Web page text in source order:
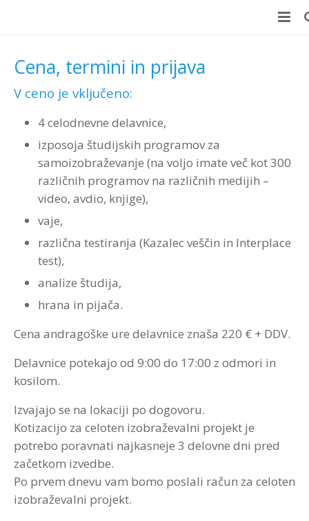
E-učenje
+100 Online usposabljanj
Prednosti za podjetja
Prednosti za zaposlene
Brezplačen preizkus
Wellbeing Essentials
Učni center
Koristi za podjetje
Koristi za zaposlene
Kaj vsebuje
Teme programov
Prednosti in koristi
Avdio
Avdio programi po temah
Avdio programi po avtorjih
Strokovna Literatura
Reference
Delavnice
Delavnice
Različne možnosti izvedbe
Velik izbor delavnic
Program “Optimizacija timskega dela”
Veščine moderiranja za vsakogar
Coaching
Coaching
Coaching – reference
Merjenje učinkov (ROI)
ROI Boot Camp (SLO)
Prijava na delavnico ROI Boot Camp
Koristni viri ROI
ROI Week 2023
ROI “Pre-Week”
Testiranje
Ocenjevanje zaposlenih
Interplace
Program “Optimizacija timskega dela”
Contribute
Kazalci veščin
Kontakt
Kontakt
Predstavitev
Vizija in poslanstvo
Partnerji
Cena, termini in prijava
V ceno je vključeno:
4 celodnevne delavnice,
izposoja študijskih programov za
samoizobraževanje (na voljo imate več kot 300
različnih programov na različnih medijih –
video, avdio, knjige),
vaje,
različna testiranja (Kazalec veščin in Interplace
test),
analize študija,
hrana in pijača.
Cena andragoške ure delavnice znaša 220 € + DDV.
Delavnice potekajo od 9:00 do 17:00 z odmori in
kosilom.
Izvajajo se na lokaciji po dogovoru.
Kotizacijo za celoten izobraževalni projekt je
potrebo poravnati najkasneje 3 delovne dni pred
začetkom izvedbe.
Po prvem dnevu vam bomo poslali račun za celoten
izobraževalni projekt.